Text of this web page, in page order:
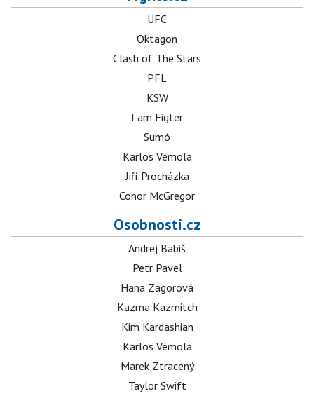
UFC
Oktagon
Clash of The Stars
PFL
KSW
I am Figter
Sumó
Karlos Vémola
Jiří Procházka
Conor McGregor
Osobnosti.cz
Andrej Babiš
Petr Pavel
Hana Zagorová
Kazma Kazmitch
Kim Kardashian
Karlos Vémola
Marek Ztracený
Taylor Swift